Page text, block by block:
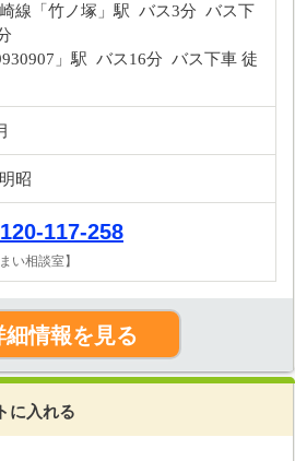
線「竹ノ塚」駅 バス3分 バス下
」駅 バス16分 バス下車 徒
昭
117-258
い相談室】
細情報を見る
に入れる